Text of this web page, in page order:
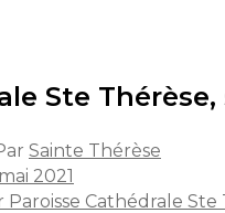
Ste
Sainte Thérèse
2021
Paroisse Cathédrale